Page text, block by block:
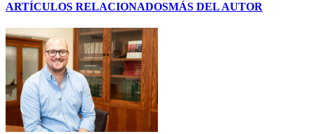
ARTÍCULOS RELACIONADOSMÁS DEL AUTOR